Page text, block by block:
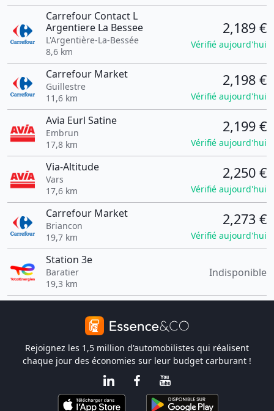
Carrefour Contact L
Argentiere La Bessee
L'Argentière-La-Bessée
8,6 km
2,189 €
Vérifié aujourd'hui
Carrefour Market
Guillestre
11,6 km
2,198 €
Vérifié aujourd'hui
Avia Eurl Satine
Embrun
17,8 km
2,199 €
Vérifié aujourd'hui
Via-Altitude
Vars
17,6 km
2,250 €
Vérifié aujourd'hui
Carrefour Market
Briancon
19,7 km
2,273 €
Vérifié aujourd'hui
Station 3e
Baratier
19,3 km
Indisponible
Rejoignez les 1,5 million d'automobilistes qui réalisent
chaque jour des économies sur leur budget carburant !